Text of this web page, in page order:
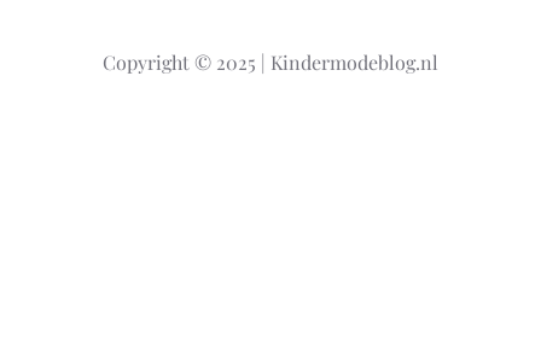
e
Copyright © 2025 | Kindermodeblog.nl